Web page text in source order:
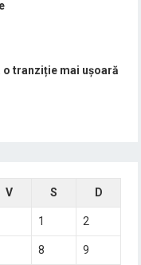
tranziție mai ușoară
V S D
1 2
8 9